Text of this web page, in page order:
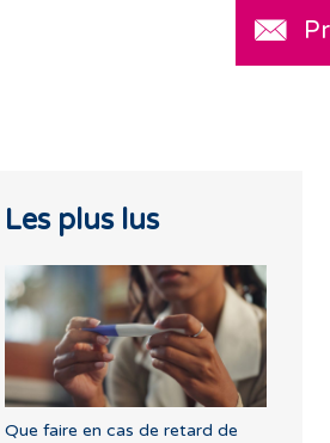
Les plus lus
Que faire en cas de retard de